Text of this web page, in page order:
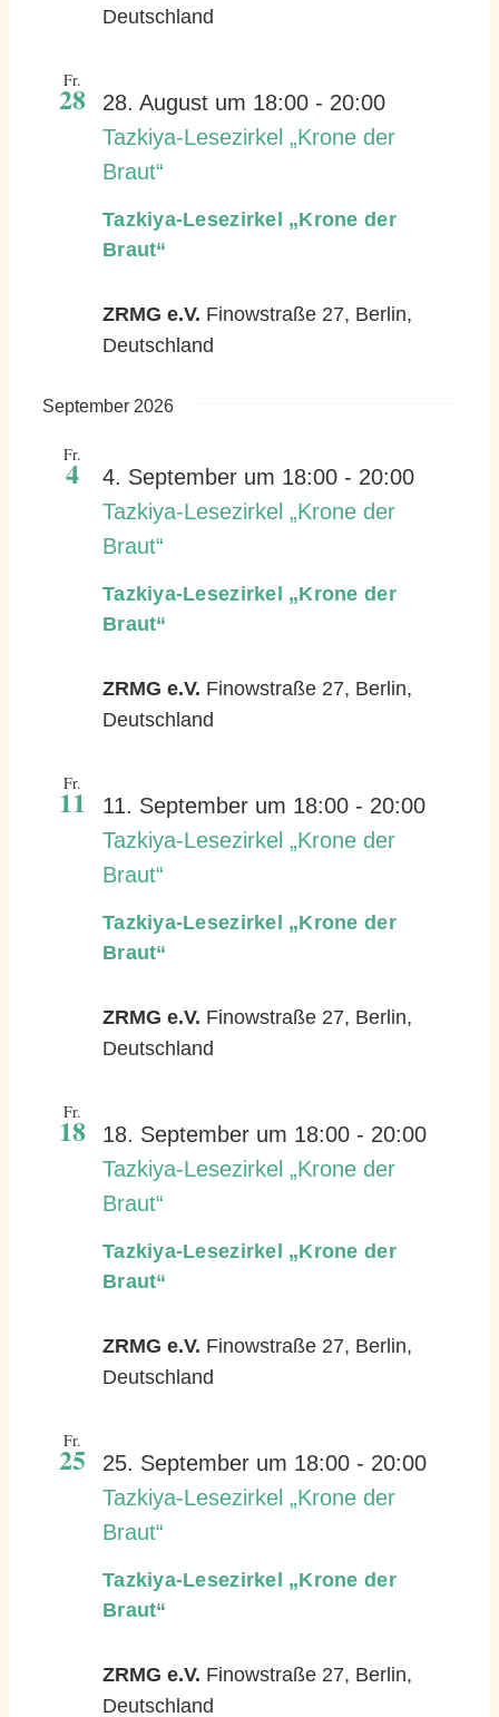
Deutschland
Fr.
28
Tazkiya-Lesezirkel „Krone der
Braut“
28. August um 18:00 - 20:00
Tazkiya-Lesezirkel „Krone der
Braut“
ZRMG e.V. Finowstraße 27, Berlin,
Deutschland
September 2026
Fr.
4
Tazkiya-Lesezirkel „Krone der
Braut“
4. September um 18:00 - 20:00
Tazkiya-Lesezirkel „Krone der
Braut“
ZRMG e.V. Finowstraße 27, Berlin,
Deutschland
Fr.
11
Tazkiya-Lesezirkel „Krone der
Braut“
11. September um 18:00 - 20:00
Tazkiya-Lesezirkel „Krone der
Braut“
ZRMG e.V. Finowstraße 27, Berlin,
Deutschland
Fr.
18
Tazkiya-Lesezirkel „Krone der
Braut“
18. September um 18:00 - 20:00
Tazkiya-Lesezirkel „Krone der
Braut“
ZRMG e.V. Finowstraße 27, Berlin,
Deutschland
Fr.
25
Tazkiya-Lesezirkel „Krone der
Braut“
25. September um 18:00 - 20:00
Tazkiya-Lesezirkel „Krone der
Braut“
ZRMG e.V. Finowstraße 27, Berlin,
Deutschland